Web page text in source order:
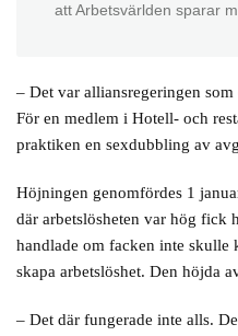
att Arbetsvärlden sparar
– Det var alliansregeringen
För en medlem i Hotell- och
praktiken en sexdubbling av
Höjningen genomfördes 1
där arbetslösheten var hög fick
handlade om facken inte skulle
skapa arbetslöshet. Den höjda
– Det där fungerade inte alls.